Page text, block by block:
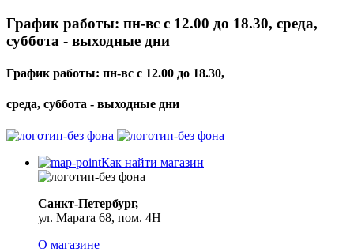
График работы: пн-вс с 12.00 до 18.30, среда,
суббота - выходные дни
График работы: пн-вс с 12.00 до 18.30,
среда, суббота - выходные дни
Как найти магазин
Санкт-Петербург,
ул. Марата 68, пом. 4Н
О магазине